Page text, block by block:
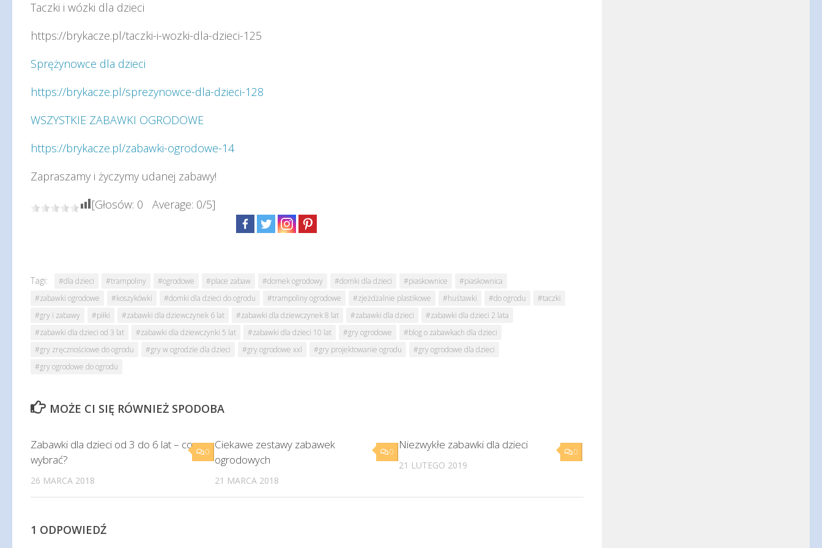
Taczki i wózki dla dzieci
https://brykacze.pl/taczki-i-wozki-dla-dzieci-125
Sprężynowce dla dzieci
https://brykacze.pl/sprezynowce-dla-dzieci-128
WSZYSTKIE ZABAWKI OGRODOWE
https://brykacze.pl/zabawki-ogrodowe-14
Zapraszamy i życzymy udanej zabawy!
[Głosów: 0 Average: 0/5]
Tagi: #dla dzieci #trampoliny #ogrodowe #place zabaw #domek ogrodowy #domki dla dzieci #piaskownice
#piaskownica
#zabawki ogrodowe
#koszykówki #domki dla dzieci do ogrodu #trampoliny ogrodowe #zjeżdżalnie plastikowe #huśtawki #do ogrodu
#taczki
#gry i zabawy
#piłki #zabawki dla dziewczynek 6 lat #zabawki dla dziewczynek 8 lat #zabawki dla dzieci
#zabawki dla dzieci 2 lata
#zabawki dla dzieci od 3 lat
#zabawki dla dziewczynki 5 lat #zabawki dla dzieci 10 lat #gry ogrodowe
#blog o zabawkach dla dzieci
#gry zręcznościowe do ogrodu
#gry w ogrodzie dla dzieci #gry ogrodowe xxl #gry projektowanie ogrodu
#gry ogrodowe dla dzieci
#gry ogrodowe do ogrodu
MOŻE CI SIĘ RÓWNIEŻ SPODOBA
0
Zabawki dla dzieci od 3 do 6 lat – co
wybrać?
26 MARCA 2018
0
Ciekawe zestawy zabawek
ogrodowych
21 MARCA 2018
0
Niezwykłe zabawki dla dzieci
21 LUTEGO 2019
1 ODPOWIEDŹ